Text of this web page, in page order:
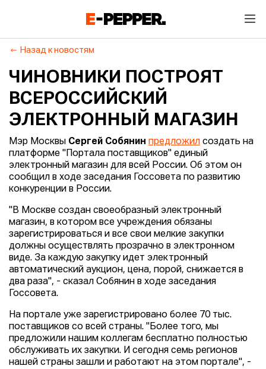
Назад к новостям
ЧИНОВНИКИ ПОСТРОЯТ
ВСЕРОССИЙСКИЙ
ЭЛЕКТРОННЫЙ МАГАЗИН
Мэр Москвы Сергей Собянин предложил создать на
платформе "Портала поставщиков" единый
электронный магазин для всей России. Об этом он
сообщил в ходе заседания Госсовета по развитию
конкуренции в России.
"В Москве создан своеобразный электронный
магазин, в котором все учреждения обязаны
зарегистрироваться и все свои мелкие закупки
должны осуществлять прозрачно в электронном
виде. За каждую закупку идет электронный
автоматический аукцион, цена, порой, снижается в
два раза", - сказал Собянин в ходе заседания
Госсовета.
На портале уже зарегистрировано более 70 тыс.
поставщиков со всей страны. "Более того, мы
предложили нашим коллегам бесплатно полностью
обслуживать их закупки. И сегодня семь регионов
нашей страны зашли и работают на этом портале", -